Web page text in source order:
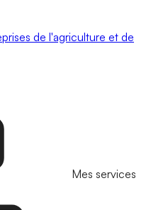
de l'agriculture et de
Mes services